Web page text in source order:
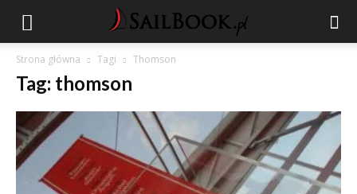
Strona główna Tagi Thomson
Tag: thomson